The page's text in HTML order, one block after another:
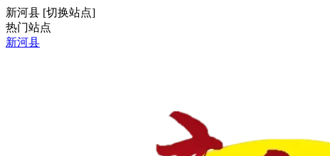
新河县 [切换站点]
热门站点
新河县